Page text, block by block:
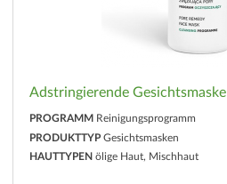
Adstringierende Gesichtsmaske
PROGRAMM Reinigungsprogramm
PRODUKTTYP Gesichtsmasken
HAUTTYPEN ölige Haut, Mischhaut